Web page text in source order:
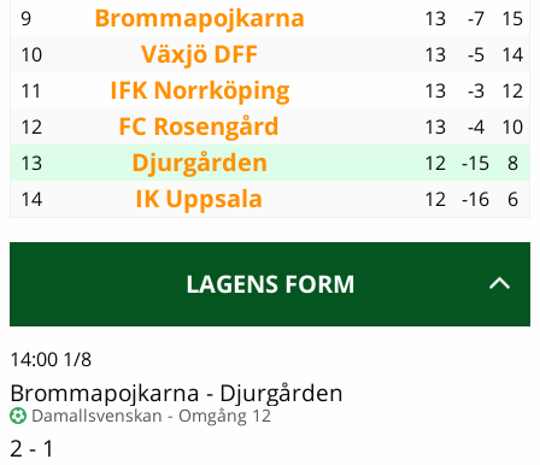
9
Brommapojkarna 13 -7
15
10
Växjö DFF 13 -5
14
11
IFK Norrköping 13 -3
12
12
FC Rosengård 13 -4
10
13
Djurgården 12 -15
8
14
IK Uppsala 12 -16 6
LAGENS FORM
14:00 1/8
Brommapojkarna - Djurgården
Damallsvenskan - Omgång 12
2 - 1